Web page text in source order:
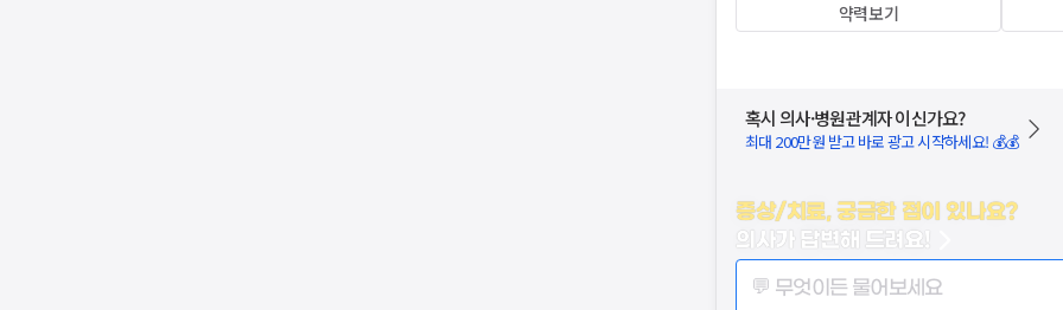
약력보기
혹시 의사·병원관계자 이신가요?
최대 200만원 받고 바로 광고 시작하세요! 💰💰
증상/치료, 궁금한 점이 있나요?
의사가 답변해 드려요!
💬 무엇이든 물어보세요